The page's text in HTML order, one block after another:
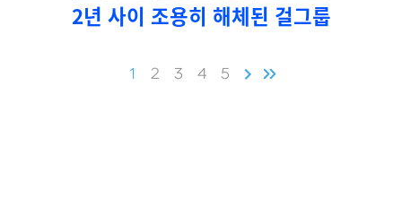
2년 사이 조용히 해체된 걸그룹
1 2 3 4 5